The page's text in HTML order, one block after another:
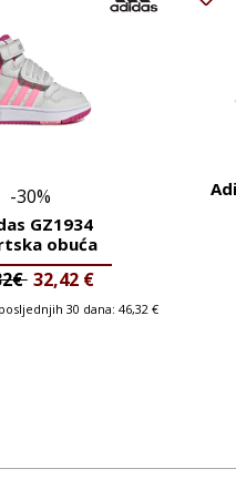
-30%
GZ1934
obuća
32,42 €
30 dana:46,32€